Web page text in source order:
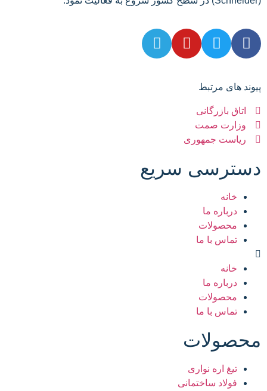
پیوند های مرتبط
اتاق بازرگانی
وزارت صمت
ریاست جمهوری
دسترسی سریع
خانه
درباره ما
محصولات
تماس با ما
خانه
درباره ما
محصولات
تماس با ما
محصولات
تیغ اره نواری
فولاد ساختمانی